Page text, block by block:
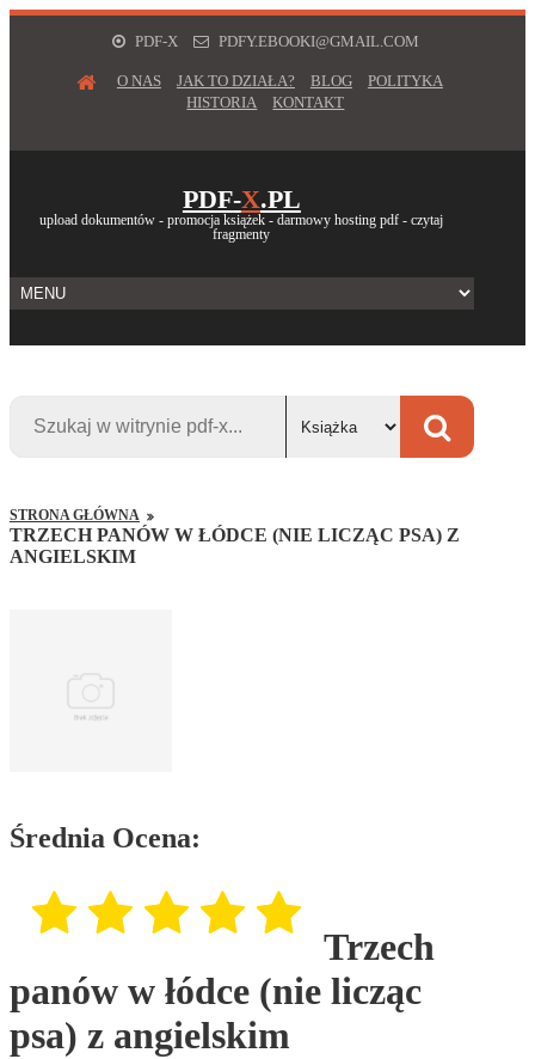
PDF-X PDFY.EBOOKI@GMAIL.COM
O NAS JAK TO DZIAŁA? BLOG
POLITYKA
HISTORIA
KONTAKT
PDF-X.PL
upload dokumentów - promocja książek - darmowy hosting pdf - czytaj
fragmenty
STRONA GŁÓWNA
TRZECH PANÓW W ŁÓDCE (NIE LICZĄC PSA) Z
ANGIELSKIM
Średnia Ocena:
Trzech
panów w łódce (nie licząc
psa) z angielskim